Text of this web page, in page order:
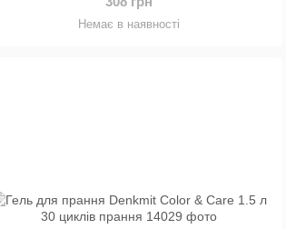
Немає в наявності